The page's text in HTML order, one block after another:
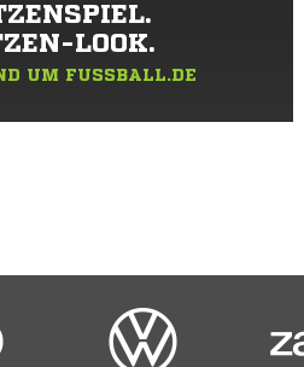
LOOK.
UM FUSSBALL.DE